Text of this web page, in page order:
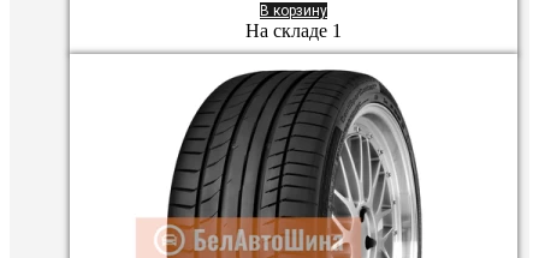
В корзину
На складе 1